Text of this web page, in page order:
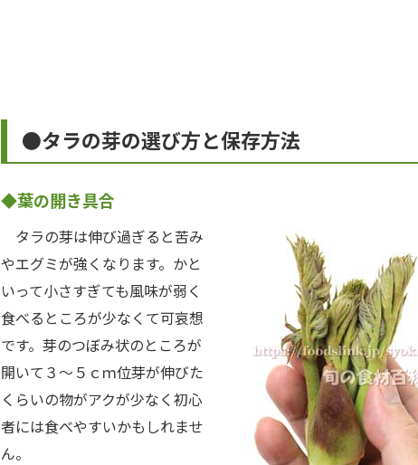
●タラの芽の選び方と保存方法
◆葉の開き具合
タラの芽は伸び過ぎると苦み
やエグミが強くなります。かと
いって小さすぎても風味が弱く
食べるところが少なくて可哀想
です。芽のつぼみ状のところが
開いて３～５ｃｍ位芽が伸びた
くらいの物がアクが少なく初心
者には食べやすいかもしれませ
ん。